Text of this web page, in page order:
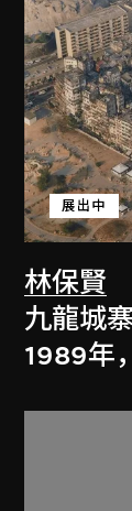
林保賢
展出中
九龍城
1989年